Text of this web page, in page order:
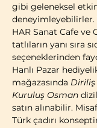
gibi geleneksel
deneyimleyebilirler.
HAR Sanat Cafe ve
tatlıların yanı sıra
seçeneklerinden
Hanlı Pazar
mağazasında
Kuruluş Osman
satın alınabilir.
Türk çadırı